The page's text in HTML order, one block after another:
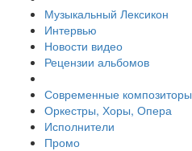
Музыкальный Лексикон
Интервью
Новости видео
Рецензии альбомов
Современные композиторы
Оркестры, Хоры, Опера
Исполнители
Промо